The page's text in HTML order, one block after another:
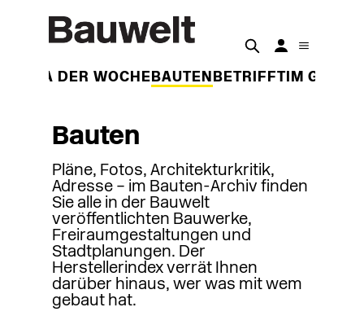
THEMA DER WOCHE BAUTEN BETRIFFT IM
Bauten
Pläne, Fotos, Architekturkritik,
Adresse – im Bauten-Archiv finden
Sie alle in der Bauwelt
veröffentlichten Bauwerke,
Freiraumgestaltungen und
Stadtplanungen. Der
Herstellerindex verrät Ihnen
darüber hinaus, wer was mit wem
gebaut hat.